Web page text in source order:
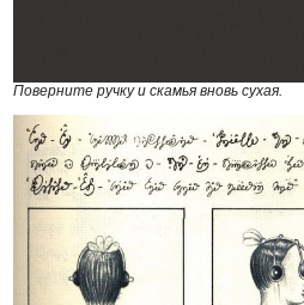
Поверните ручку и скамья вновь сухая.